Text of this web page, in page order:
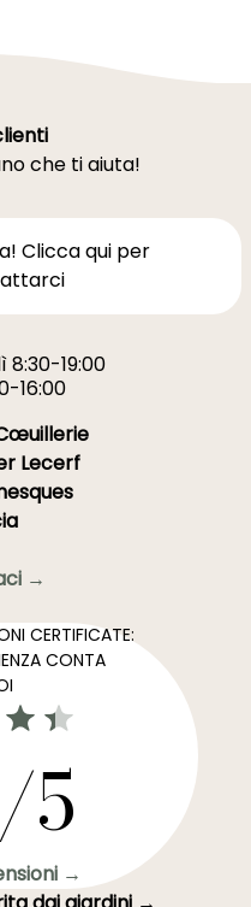
che ti aiuta!
Clicca qui per
19:00
16:00
Lecerf
→
CERTIFICATE:
CONTA
5
→